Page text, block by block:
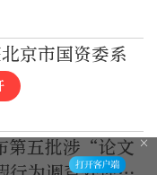
程” 宣讲报告
举办
京市国资委系
第五批涉“论文